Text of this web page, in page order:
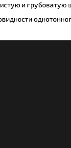
и грубоватую